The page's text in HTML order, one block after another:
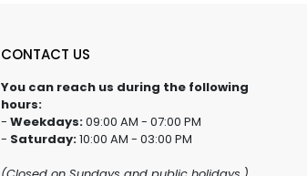
CONTACT US
You can reach us during the following
hours:
- Weekdays:09:00 AM - 07:00 PM
- Saturday:10:00 AM - 03:00 PM